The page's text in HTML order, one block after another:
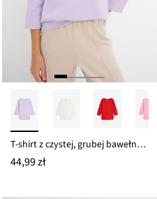
T-shirt z czystej, grubej bawełny organicznej
44,99 zł